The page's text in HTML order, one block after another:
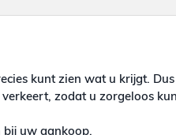
kunt zien wat u krijgt.
zodat u zorgeloos
bij uw aankoop.